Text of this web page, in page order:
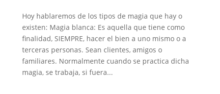
Hoy hablaremos de los tipos de magia que hay o
existen: Magia blanca: Es aquella que tiene como
finalidad, SIEMPRE, hacer el bien a uno mismo o a
terceras personas. Sean clientes, amigos o
familiares. Normalmente cuando se practica dicha
magia, se trabaja, si fuera...